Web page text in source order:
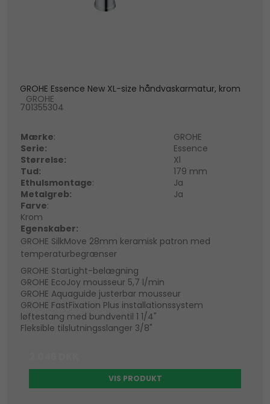
GROHE Essence New XL-size håndvaskarmatur, krom
GROHE
701355304
Mærke:
GROHE
Serie:
Essence
Størrelse:
Xl
Tud:
179 mm
Ethulsmontage:
Ja
Metalgreb:
Ja
Farve:
Krom
Egenskaber:
GROHE SilkMove 28mm keramisk patron med
temperaturbegrænser
GROHE StarLight-belægning
GROHE EcoJoy mousseur 5,7 l/min
GROHE Aquaguide justerbar mousseur
GROHE FastFixation Plus installationssystem
løftestang med bundventil 1 1/4"
Fleksible tilslutningsslanger 3/8"
VIS PRODUKT